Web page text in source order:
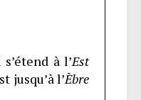
s’étend à l’Est
jusqu’à l’Èbre